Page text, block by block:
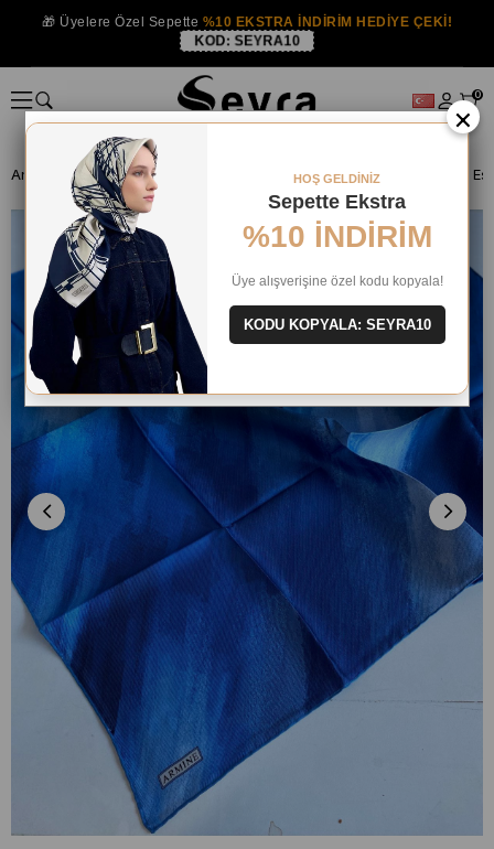
🎁 Üyelere Özel Sepette %10 EKSTRA İNDİRİM HEDİYE ÇEKİ!
KOD: SEYRA10
0
Anasayfa İPEK EŞARP Armine İpek 2025 Yaz Armine Sura İpek
×
HOŞ GELDİNİZ
Sepette Ekstra
%10 İNDİRİM
Üye alışverişine özel kodu kopyala!
KODU KOPYALA: SEYRA10